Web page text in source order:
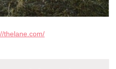
thelane.com/